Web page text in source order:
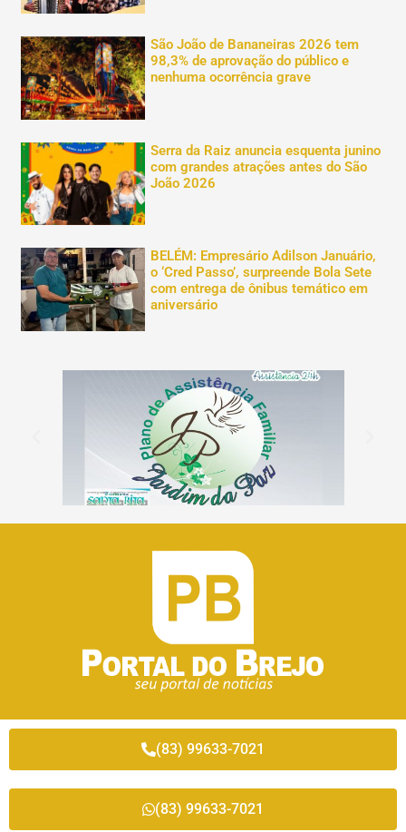
São João de Bananeiras 2026 tem
98,3% de aprovação do público e
nenhuma ocorrência grave
Serra da Raiz anuncia esquenta junino
com grandes atrações antes do São
João 2026
BELÉM: Empresário Adilson Januário,
o ‘Cred Passo’, surpreende Bola Sete
com entrega de ônibus temático em
aniversário
(83) 99633-7021
(83) 99633-7021